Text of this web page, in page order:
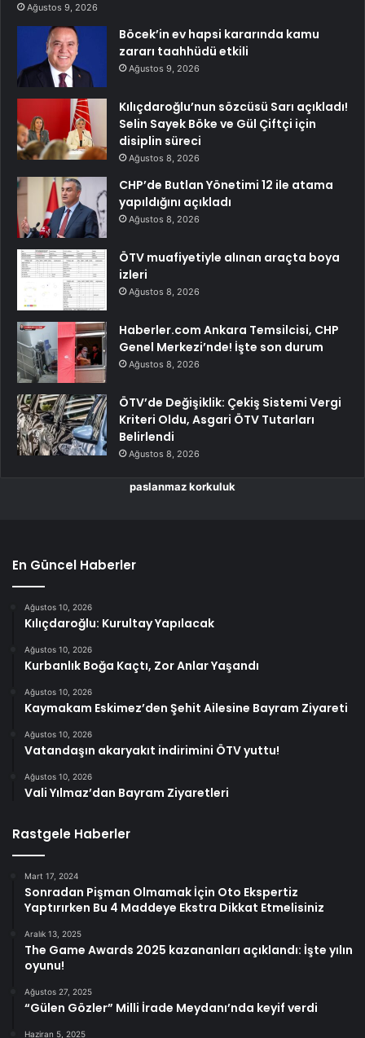
Ağustos 9, 2026
Böcek’in ev hapsi kararında kamu
zararı taahhüdü etkili
Ağustos 9, 2026
Kılıçdaroğlu’nun sözcüsü Sarı açıkladı!
Selin Sayek Böke ve Gül Çiftçi için
disiplin süreci
Ağustos 8, 2026
CHP’de Butlan Yönetimi 12 ile atama
yapıldığını açıkladı
Ağustos 8, 2026
ÖTV muafiyetiyle alınan araçta boya
izleri
Ağustos 8, 2026
Haberler.com Ankara Temsilcisi, CHP
Genel Merkezi’nde! İşte son durum
Ağustos 8, 2026
ÖTV’de Değişiklik: Çekiş Sistemi Vergi
Kriteri Oldu, Asgari ÖTV Tutarları
Belirlendi
Ağustos 8, 2026
paslanmaz korkuluk
En Güncel Haberler
Ağustos 10, 2026
Kılıçdaroğlu: Kurultay Yapılacak
Ağustos 10, 2026
Kurbanlık Boğa Kaçtı, Zor Anlar Yaşandı
Ağustos 10, 2026
Kaymakam Eskimez’den Şehit Ailesine Bayram Ziyareti
Ağustos 10, 2026
Vatandaşın akaryakıt indirimini ÖTV yuttu!
Ağustos 10, 2026
Vali Yılmaz’dan Bayram Ziyaretleri
Rastgele Haberler
Mart 17, 2024
Sonradan Pişman Olmamak İçin Oto Ekspertiz
Yaptırırken Bu 4 Maddeye Ekstra Dikkat Etmelisiniz
Aralık 13, 2025
The Game Awards 2025 kazananları açıklandı: İşte yılın
oyunu!
Ağustos 27, 2025
“Gülen Gözler” Milli İrade Meydanı’nda keyif verdi
Haziran 5, 2025